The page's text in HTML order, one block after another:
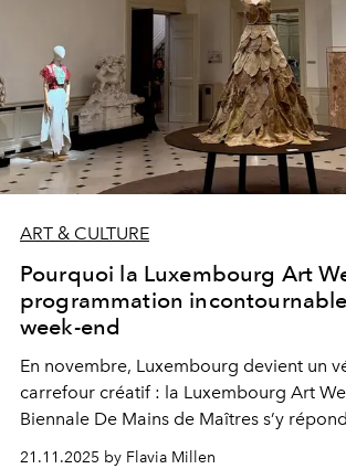
ART & CULTURE
Pourquoi la Luxembourg Art
programmation
week-end
En novembre, Luxembourg devient un
carrefour créatif : la Luxembourg Art
Biennale De Mains de Maîtres s’y
vibrer la ville au rythme d’un même élan
21.11.2025 by Flavia Millen